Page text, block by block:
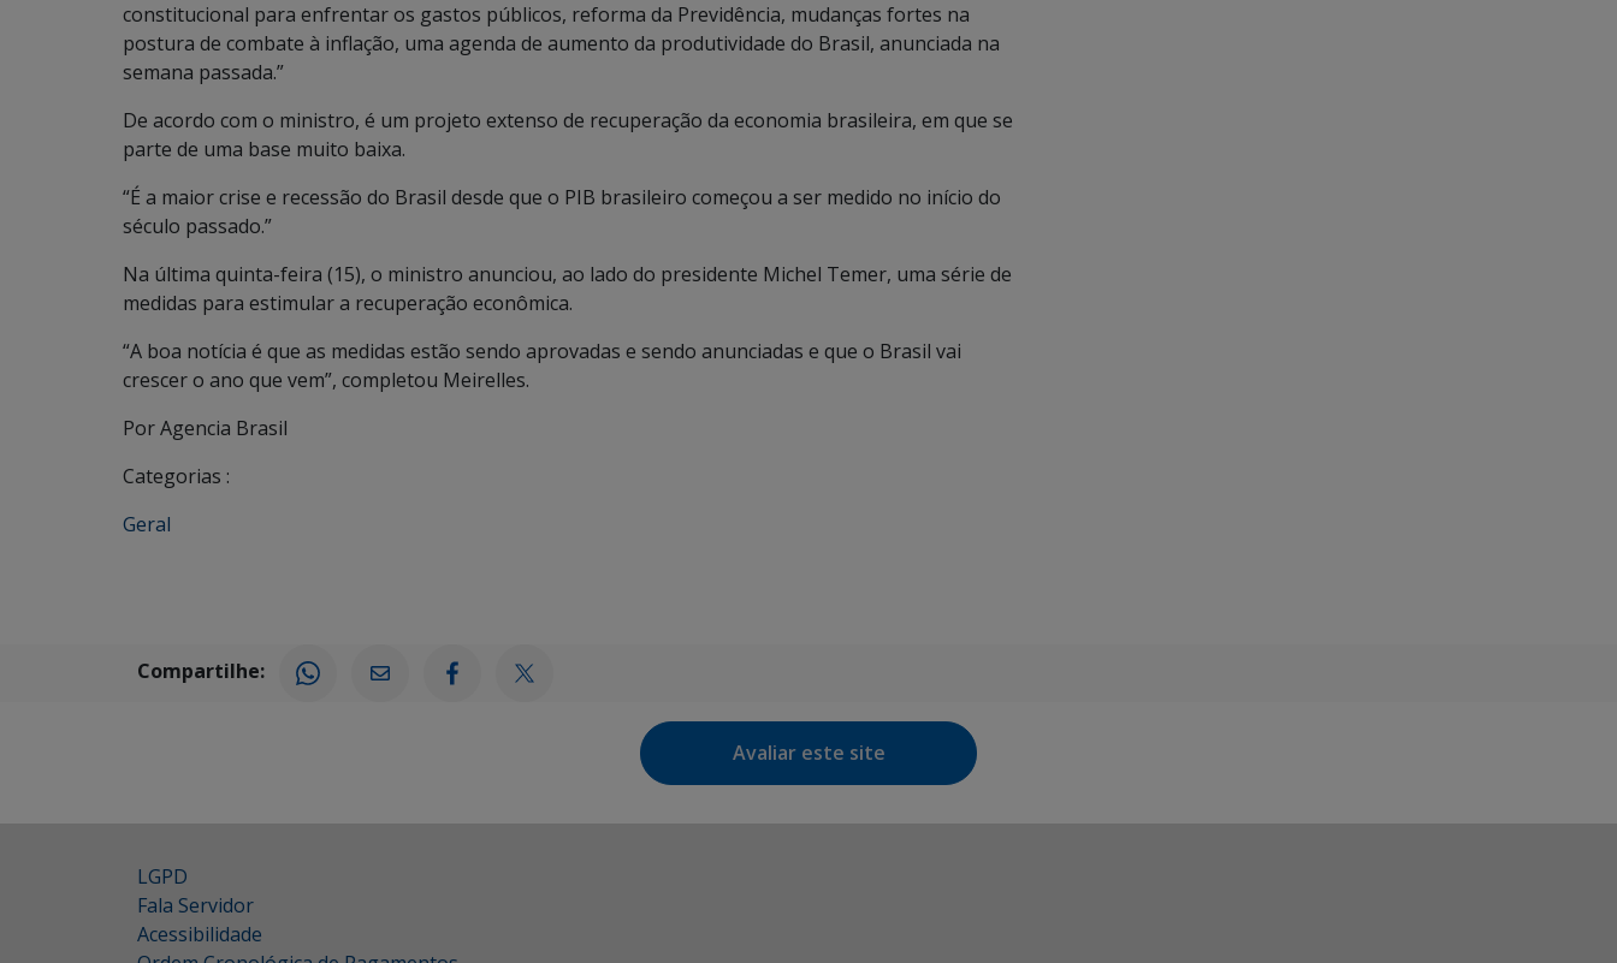
constitucional para enfrentar os gastos públicos, reforma da Previdência, mudanças fortes na
postura de combate à inflação, uma agenda de aumento da produtividade do Brasil, anunciada na
semana passada.”
De acordo com o ministro, é um projeto extenso de recuperação da economia brasileira, em que se
parte de uma base muito baixa.
“É a maior crise e recessão do Brasil desde que o PIB brasileiro começou a ser medido no início do
século passado.”
Na última quinta-feira (15), o ministro anunciou, ao lado do presidente Michel Temer, uma série de
medidas para estimular a recuperação econômica.
“A boa notícia é que as medidas estão sendo aprovadas e sendo anunciadas e que o Brasil vai
crescer o ano que vem”, completou Meirelles.
Por Agencia Brasil
Categorias :
Geral
Compartilhe:
Avaliar este site
LGPD
Fala Servidor
Acessibilidade